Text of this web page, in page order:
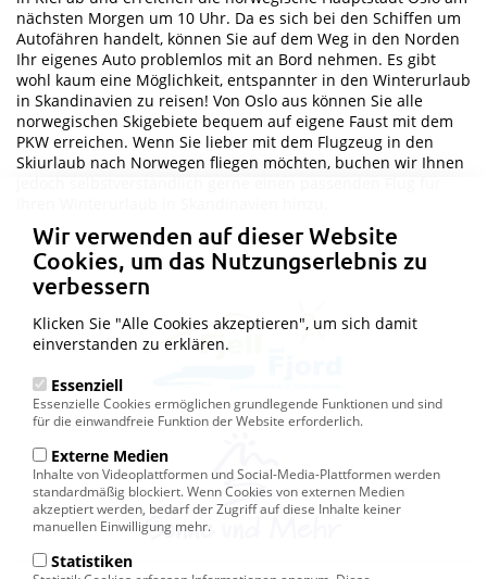
nächsten Morgen um 10 Uhr. Da es sich bei den Schiffen um
Autofähren handelt, können Sie auf dem Weg in den Norden
Ihr eigenes Auto problemlos mit an Bord nehmen. Es gibt
wohl kaum eine Möglichkeit, entspannter in den Winterurlaub
in Skandinavien zu reisen! Von Oslo aus können Sie alle
norwegischen Skigebiete bequem auf eigene Faust mit dem
PKW erreichen. Wenn Sie lieber mit dem Flugzeug in den
Skiurlaub nach Norwegen fliegen möchten, buchen wir Ihnen
Wir verwenden auf dieser Website
Cookies, um das Nutzungserlebnis zu
verbessern
Klicken Sie "Alle Cookies akzeptieren", um sich damit
einverstanden zu erklären.
Essenziell
Essenzielle Cookies ermöglichen grundlegende Funktionen und sind
für die einwandfreie Funktion der Website erforderlich.
Externe Medien
Inhalte von Videoplattformen und Social-Media-Plattformen werden
standardmäßig blockiert. Wenn Cookies von externen Medien
akzeptiert werden, bedarf der Zugriff auf diese Inhalte keiner
manuellen Einwilligung mehr.
Statistiken